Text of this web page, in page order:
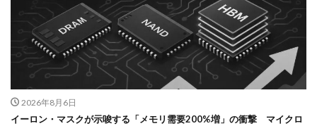
2026年8月6日
イーロン・マスクが示唆する「メモリ需要200%増」の衝撃 マイクロ